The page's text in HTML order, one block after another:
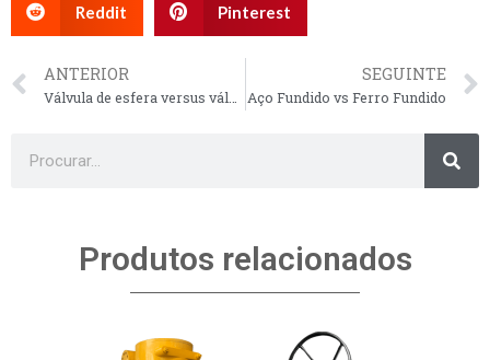
Reddit Pinterest
ANTERIOR SEGUINTE
Aço Fundido vs Ferro Fundido
Produtos relacionados